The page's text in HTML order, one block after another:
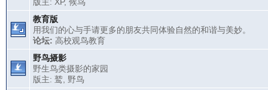
教育版
用我们的心与手请更多的朋友共同体验自然的和谐与美妙。
论坛: 高校观鸟教育
野鸟摄影
野生鸟类摄影的家园
版主: 鹫, 野鸟